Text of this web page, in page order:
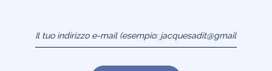
(esempio:
jacquesadit@gmail.com)